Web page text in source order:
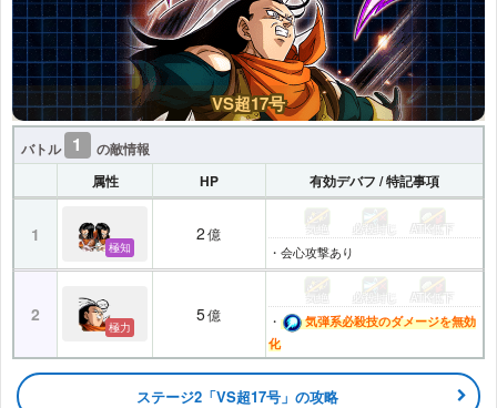
VS超17号
バトル 1
の敵情報
属性
HP 有効デバフ / 特記事項
1
極知
2億 気絶 必殺封じ ATK低下
・会心攻撃あり
2
極力
5億
気絶 必殺封じ ATK低下
・
気弾系必殺技のダメージを無効
化
ステージ2「VS超17号」の攻略